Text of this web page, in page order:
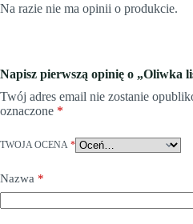
Na razie nie ma opinii o produkcie.
Napisz pierwszą opinię o „Oliwka
Twój adres email nie zostanie
oznaczone *
TWOJA OCENA *
Nazwa *